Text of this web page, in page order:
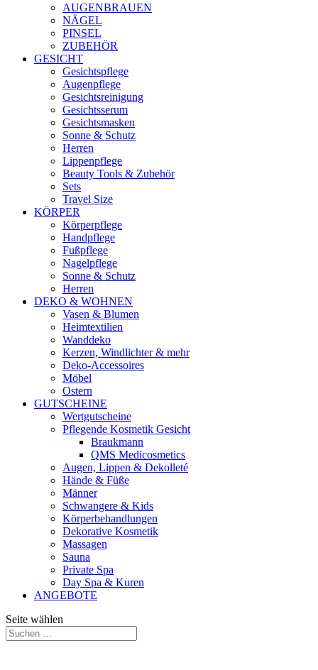
AUGENBRAUEN
NÄGEL
PINSEL
ZUBEHÖR
GESICHT
Gesichtspflege
Augenpflege
Gesichtsreinigung
Gesichtsserum
Gesichtsmasken
Sonne & Schutz
Herren
Lippenpflege
Beauty Tools & Zubehör
Sets
Travel Size
KÖRPER
Körperpflege
Handpflege
Fußpflege
Nagelpflege
Sonne & Schutz
Herren
DEKO & WOHNEN
Vasen & Blumen
Heimtextilien
Wanddeko
Kerzen, Windlichter & mehr
Deko-Accessoires
Möbel
Ostern
GUTSCHEINE
Wertgutscheine
Pflegende Kosmetik Gesicht
Braukmann
QMS Medicosmetics
Augen, Lippen & Dekolleté
Hände & Füße
Männer
Schwangere & Kids
Körperbehandlungen
Dekorative Kosmetik
Massagen
Sauna
Private Spa
Day Spa & Kuren
ANGEBOTE
Seite wählen